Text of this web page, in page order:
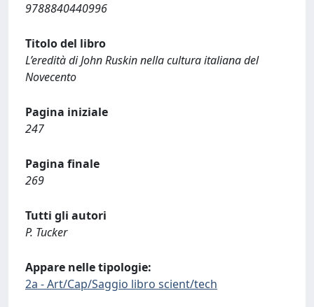
9788840440996
Titolo del libro
L’eredità di John Ruskin nella cultura italiana del
Novecento
Pagina iniziale
247
Pagina finale
269
Tutti gli autori
P. Tucker
Appare nelle tipologie:
2a - Art/Cap/Saggio libro scient/tech